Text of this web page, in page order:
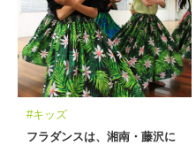
#キッズ
フラダンスは、湘南・藤沢に